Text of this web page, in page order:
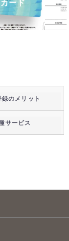
のメリット
サービス